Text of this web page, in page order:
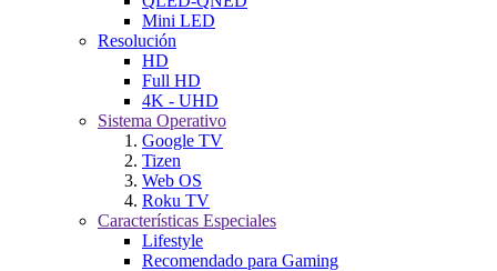
Mini LED
Resolución
HD
Full HD
4K - UHD
Sistema Operativo
Google TV
Tizen
Web OS
Roku TV
Características Especiales
Lifestyle
Recomendado para Gaming